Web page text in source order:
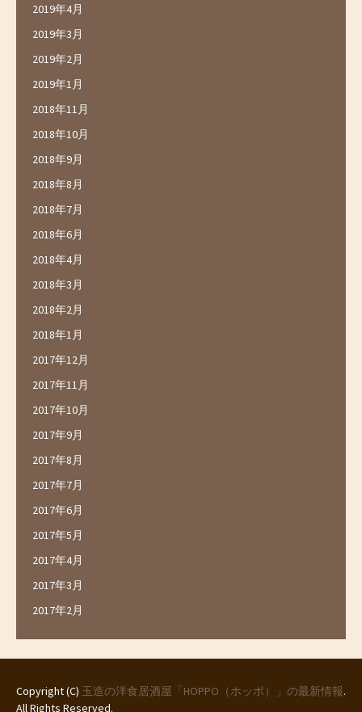
2019年4月
2019年3月
2019年2月
2019年1月
2018年11月
2018年10月
2018年9月
2018年8月
2018年7月
2018年6月
2018年4月
2018年3月
2018年2月
2018年1月
2017年12月
2017年11月
2017年10月
2017年9月
2017年8月
2017年7月
2017年6月
2017年5月
2017年4月
2017年3月
2017年2月
Copyright (C) 玉造の洋食居酒屋「HOPPO（ホッポ）」の最新情報.
All Rights Reserved.